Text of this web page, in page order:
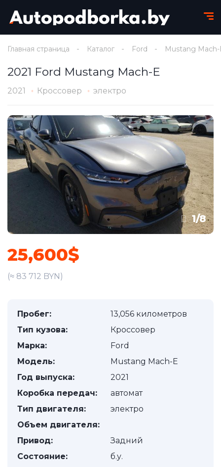
Главная страница Каталог Ford Mustang Mach-
2021 Ford Mustang Mach-E
2021 Кроссовер электро
1/8
25,600$
(≈ 83 712 BYN)
Пробег:
13,056 километров
Тип кузова:
Кроссовер
Марка:
Ford
Модель:
Mustang Mach-E
Год выпуска:
2021
Коробка передач:
автомат
Тип двигателя:
электро
Объем двигателя:
Привод:
Задний
Состояние:
б.у.